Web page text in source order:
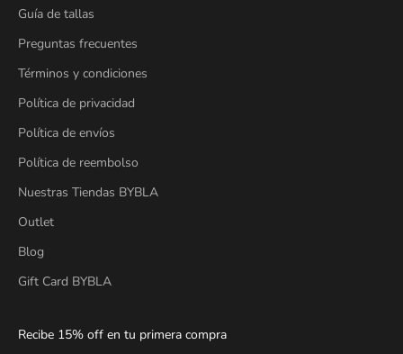
Guía de tallas
Preguntas frecuentes
Términos y condiciones
Política de privacidad
Política de envíos
Política de reembolso
Nuestras Tiendas BYBLA
Outlet
Blog
Gift Card BYBLA
Recibe 15% off en tu primera compra